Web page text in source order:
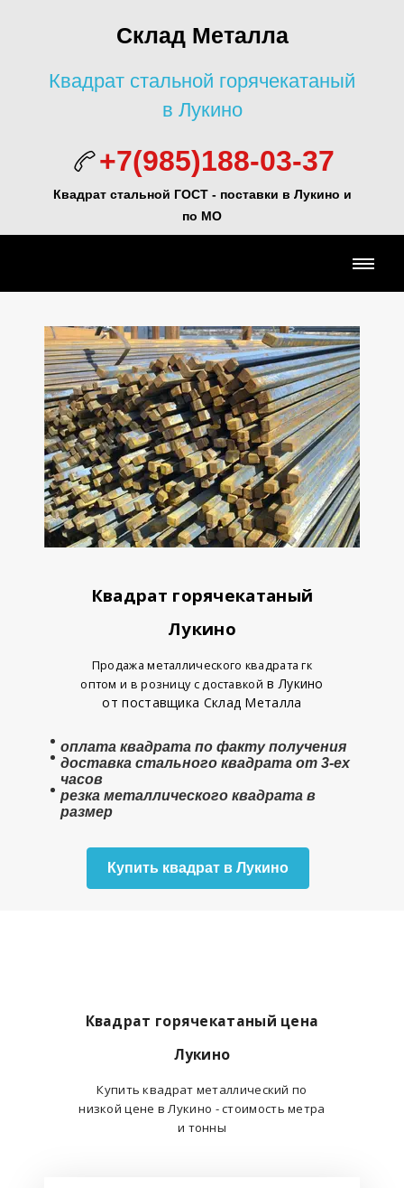
Склад Металла
Квадрат стальной горячекатаный
в Лукино
+7(985)188-03-37
Квадрат стальной ГОСТ - поставки в Лукино и
по МО
Квадрат горячекатаный
Лукино
Продажа металлического квадрата гк
оптом и в розницу с доставкой в Лукино
от поставщика Склад Металла
оплата квадрата по факту получения
доставка стального квадрата от 3-ех
часов
резка металлического квадрата в
размер
Купить квадрат в Лукино
Квадрат горячекатаный цена
Лукино
Купить квадрат металлический по
низкой цене в Лукино - стоимость метра
и тонны